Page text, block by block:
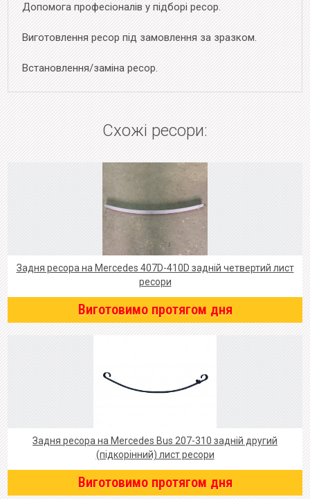
Допомога професіоналів у підборі ресор.
Виготовлення ресор під замовлення за зразком.
Встановлення/заміна ресор.
Схожі ресори:
Задня ресора на Mercedes 407D-410D задній четвертий лист
ресори
Виготовимо протягом дня
Задня ресора на Mercedes Bus 207-310 задній другий
(підкорінний) лист ресори
Виготовимо протягом дня